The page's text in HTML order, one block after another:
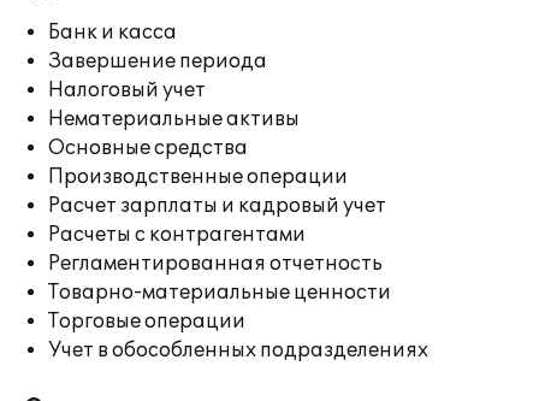
Банк и касса
Завершение периода
Налоговый учет
Нематериальные активы
Основные средства
Производственные операции
Расчет зарплаты и кадровый учет
Расчеты с контрагентами
Регламентированная отчетность
Товарно-материальные ценности
Торговые операции
Учет в обособленных подразделениях